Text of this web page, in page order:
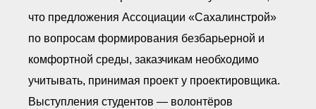
что предложения Ассоциации «Сахалинстрой»
по вопросам формирования безбарьерной и
комфортной среды, заказчикам необходимо
учитывать, принимая проект у проектировщика.
Выступления студентов — волонтёров